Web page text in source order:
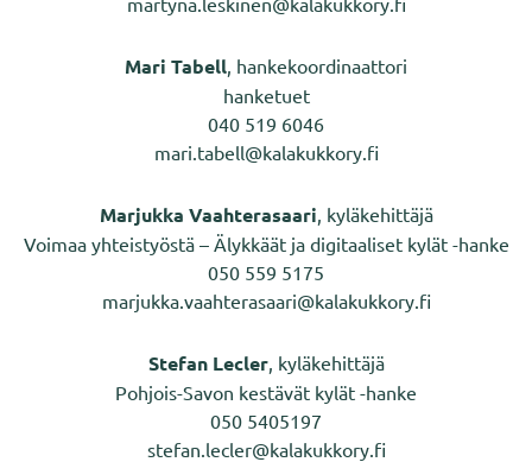
Mari Tabell , hankekoordinaattori
hanketuet
040 519 6046
mari.tabell@kalakukkory.fi
Marjukka Vaahterasaari , kyläkehittäjä
Voimaa yhteistyöstä – Älykkäät ja digitaaliset kylät -hanke
050 559 5175
marjukka.vaahterasaari@kalakukkory.fi
Stefan Lecler, kyläkehittäjä
Pohjois-Savon kestävät kylät -hanke
050 5405197
stefan.lecler@kalakukkory.fi